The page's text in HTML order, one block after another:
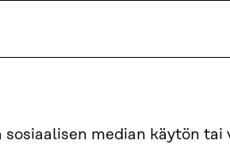
median käytön tai